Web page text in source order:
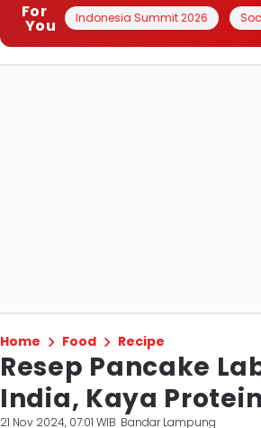
For
You Indonesia Summit 2026
Home Food Recipe
Resep Pancake
India, Kaya Protein
21 Nov 2024, 07:01 WIB Bandar Lampung